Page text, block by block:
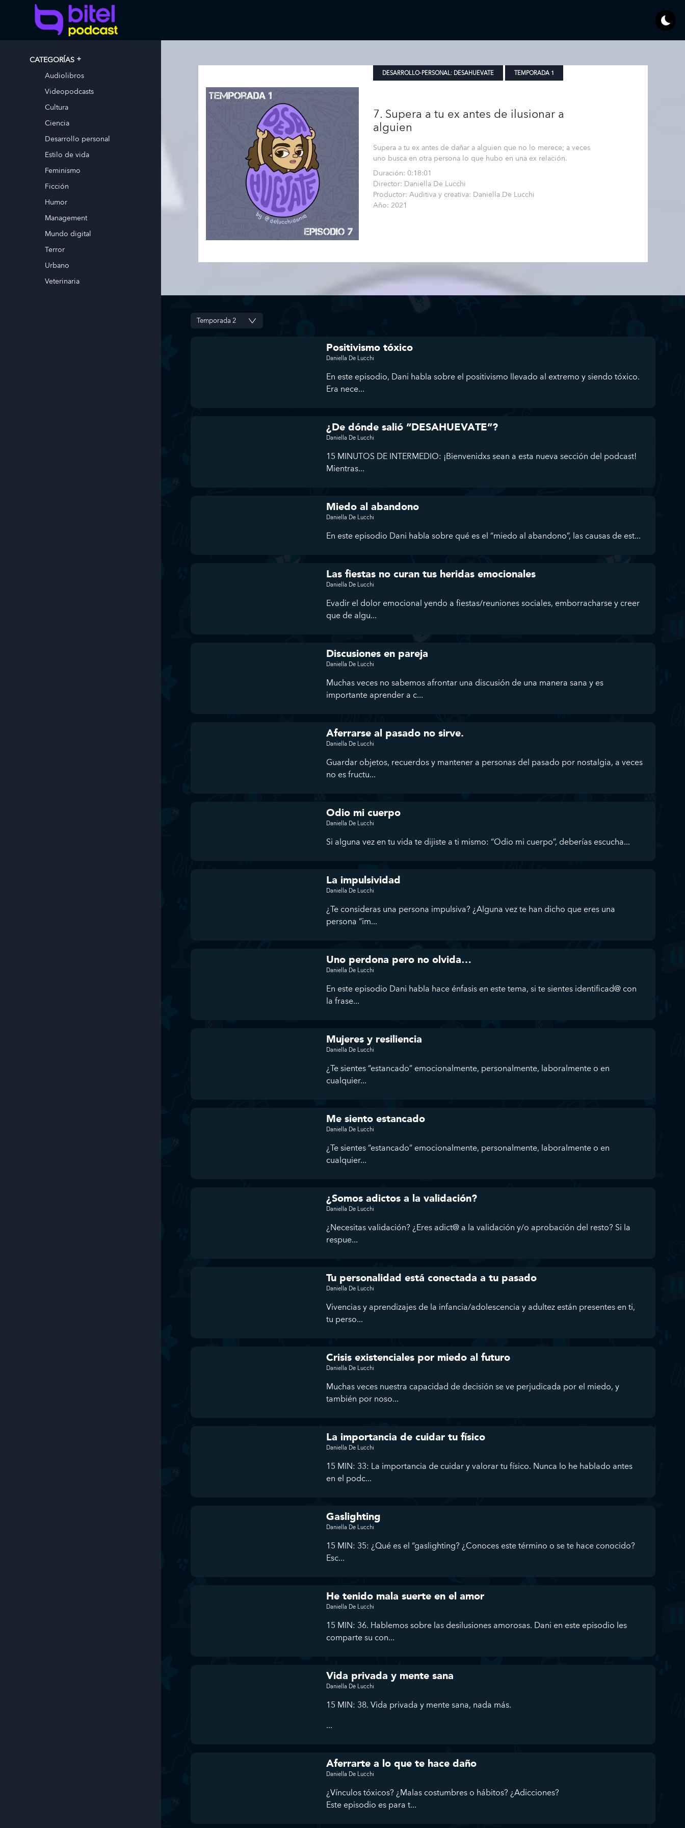
CATEGORÍAS
Audiolibros
Videopodcasts
Cultura
Ciencia
Desarrollo personal
Estilo de vida
Feminismo
Ficción
Humor
Management
Mundo digital
Terror
Urbano
Veterinaria
DESARROLLO-PERSONAL: DESAHUEVATE TEMPORADA 1
7. Supera a tu ex antes de ilusionar a
alguien
Supera a tu ex antes de dañar a alguien que no lo merece; a veces
uno busca en otra persona lo que hubo en una ex relación.
Duración: 0:18:01
Director: Daniella De Lucchi
Productor: Auditiva y creativa: Daniella De Lucchi
Año: 2021
Positivismo tóxico
Daniella De Lucchi
En este episodio, Dani habla sobre el positivismo llevado al extremo y siendo tóxico.
Era nece...
¿De dónde salió “DESAHUEVATE”?
Daniella De Lucchi
15 MINUTOS DE INTERMEDIO: ¡Bienvenidxs sean a esta nueva sección del podcast!
Mientras...
Miedo al abandono
Daniella De Lucchi
En este episodio Dani habla sobre qué es el “miedo al abandono”, las causas de est...
Las fiestas no curan tus heridas emocionales
Daniella De Lucchi
Evadir el dolor emocional yendo a fiestas/reuniones sociales, emborracharse y creer
que de algu...
Discusiones en pareja
Daniella De Lucchi
Muchas veces no sabemos afrontar una discusión de una manera sana y es
importante aprender a c...
Aferrarse al pasado no sirve.
Daniella De Lucchi
Guardar objetos, recuerdos y mantener a personas del pasado por nostalgia, a veces
no es fructu...
Odio mi cuerpo
Daniella De Lucchi
Si alguna vez en tu vida te dijiste a ti mismo: “Odio mi cuerpo”, deberías escucha...
La impulsividad
Daniella De Lucchi
¿Te consideras una persona impulsiva? ¿Alguna vez te han dicho que eres una
persona “im...
Uno perdona pero no olvida…
Daniella De Lucchi
En este episodio Dani habla hace énfasis en este tema, si te sientes identificad@ con
la frase...
Mujeres y resiliencia
Daniella De Lucchi
¿Te sientes “estancado” emocionalmente, personalmente, laboralmente o en
cualquier...
Me siento estancado
Daniella De Lucchi
¿Te sientes “estancado” emocionalmente, personalmente, laboralmente o en
cualquier...
¿Somos adictos a la validación?
Daniella De Lucchi
¿Necesitas validación? ¿Eres adict@ a la validación y/o aprobación del resto? Si la
respue...
Tu personalidad está conectada a tu pasado
Daniella De Lucchi
Vivencias y aprendizajes de la infancia/adolescencia y adultez están presentes en ti,
tu perso...
Crisis existenciales por miedo al futuro
Daniella De Lucchi
Muchas veces nuestra capacidad de decisión se ve perjudicada por el miedo, y
también por noso...
La importancia de cuidar tu físico
Daniella De Lucchi
15 MIN: 33: La importancia de cuidar y valorar tu físico. Nunca lo he hablado antes
en el podc...
Gaslighting
Daniella De Lucchi
15 MIN: 35: ¿Qué es el “gaslighting? ¿Conoces este término o se te hace conocido?
Esc...
He tenido mala suerte en el amor
Daniella De Lucchi
15 MIN: 36. Hablemos sobre las desilusiones amorosas. Dani en este episodio les
comparte su con...
Vida privada y mente sana
Daniella De Lucchi
15 MIN: 38. Vida privada y mente sana, nada más.
...
Aferrarte a lo que te hace daño
Daniella De Lucchi
¿Vínculos tóxicos? ¿Malas costumbres o hábitos? ¿Adicciones?
Este episodio es para t...